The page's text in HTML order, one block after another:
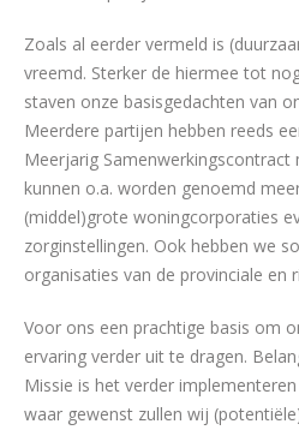
Zoals al eerder vermeld is
vreemd. Sterker de hiermee tot
staven onze basisgedachten van
Meerdere partijen hebben reeds
Meerjarig Samenwerkingscontract
kunnen o.a. worden genoemd
(middel)grote woningcorporaties
zorginstellingen. Ook hebben we
organisaties van de provinciale en
Voor ons een prachtige basis om
ervaring verder uit te dragen.
Missie is het verder
waar gewenst zullen wij